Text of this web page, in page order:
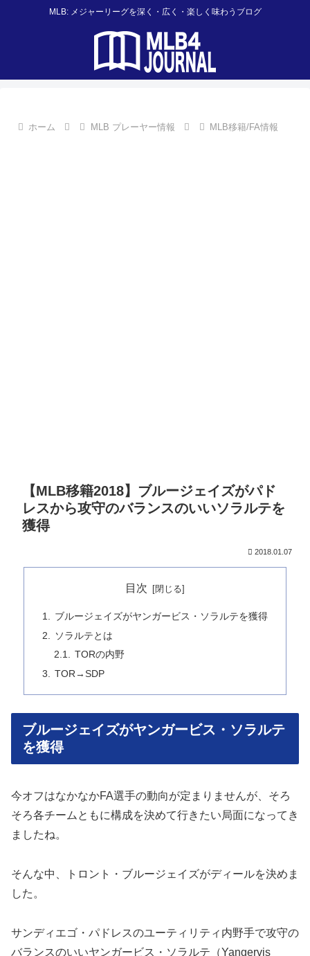
MLB: メジャーリーグを深く・広く・楽しく味わうブログ
ホーム MLB プレーヤー情報 MLB移籍/FA情報
【MLB移籍2018】ブルージェイズがパド
レスから攻守のバランスのいいソラルテを
獲得
2018.01.07
目次
ブルージェイズがヤンガービス・ソラルテを獲得
ソラルテとは
TORの内野
TOR→SDP
ブルージェイズがヤンガービス・ソラルテ
を獲得
今オフはなかなかFA選手の動向が定まりませんが、そろ
そろ各チームともに構成を決めて行きたい局面になってき
ましたね。
そんな中、トロント・ブルージェイズがディールを決めま
した。
サンディエゴ・パドレスのユーティリティ内野手で攻守の
バランスのいいヤンガービス・ソラルテ（Yangervis